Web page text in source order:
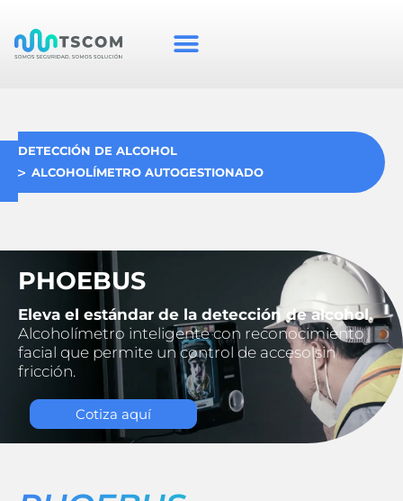
DETECCIÓN DE ALCOHOL
ALCOHOLÍMETRO AUTOGESTIONADO
PHOEBUS
Eleva el estándar de la detección de alcohol.
Alcoholímetro inteligente con reconocimiento
facial que permite un control de acceso sin
fricción.
Cotiza aquí